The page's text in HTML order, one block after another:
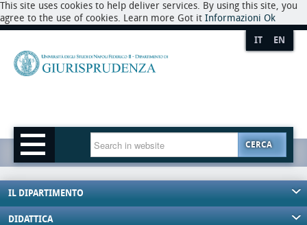
This site uses cookies to help deliver services. By using this site, you
agree to the use of cookies. Learn more Got it Informazioni Ok
IT EN
CERCA
IL DIPARTIMENTO
DIDATTICA